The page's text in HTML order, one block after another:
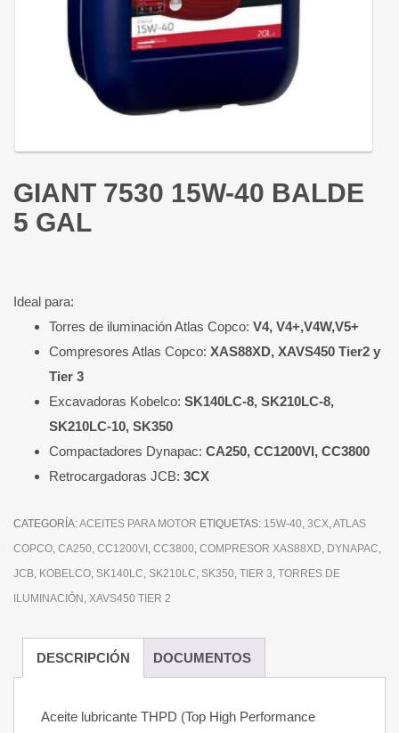
GIANT 7530 15W-40 BALDE
5 GAL
Ideal para:
Torres de iluminación Atlas Copco: V4, V4+,V4W,V5+
Compresores Atlas Copco: XAS88XD, XAVS450 Tier2 y
Tier 3
Excavadoras Kobelco: SK140LC-8, SK210LC-8,
SK210LC-10, SK350
Compactadores Dynapac: CA250, CC1200VI, CC3800
Retrocargadoras JCB: 3CX
CATEGORÍA:ACEITES PARA MOTOR ETIQUETAS: 15W-40, 3CX,ATLAS
COPCO, CA250, CC1200VI , CC3800, COMPRESOR XAS88XD, DYNAPAC,
JCB, KOBELCO, SK140LC, SK210LC, SK350, TIER 3, TORRES DE
ILUMINACIÓN , XAVS450 TIER 2
DESCRIPCIÓN DOCUMENTOS
Aceite lubricante THPD (Top High Performance